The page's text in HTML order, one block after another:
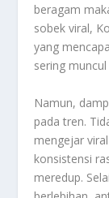
beragam
sobek viral,
yang
sering
Namun,
pada tren.
mengejar
konsistensi
meredup.